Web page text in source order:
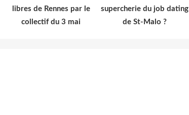
libres de Rennes par le
collectif du 3 mai
supercherie du job dating
de St-Malo ?